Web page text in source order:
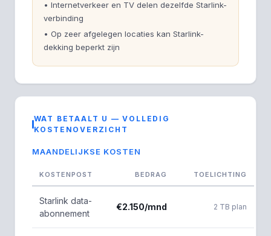
• Internetverkeer en TV delen dezelfde Starlink-
verbinding
• Op zeer afgelegen locaties kan Starlink-
dekking beperkt zijn
WAT BETAALT U — VOLLEDIG
KOSTENOVERZICHT
MAANDELIJKSE KOSTEN
KOSTENPOST BEDRAG TOELICHTING
Starlink data-
abonnement
€2.150/mnd 2 TB plan